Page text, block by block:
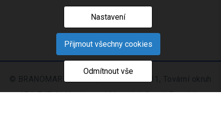
© BRANOMARKET s.r.o., IČO: 253 51 311, Tovární okruh
674, 747 41 Hradec nad Moravicí, Czech Republic
Nastavení
Přijmout všechny cookies
Odmítnout vše